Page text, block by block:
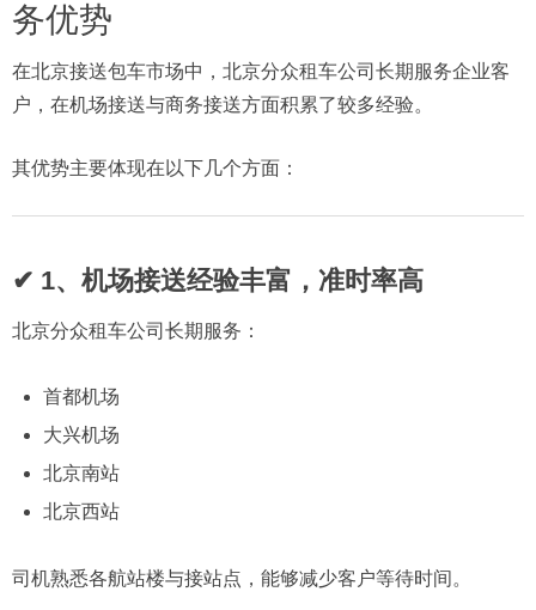
务优势
在北京接送包车市场中，北京分众租车公司长期服务企业客
户，在机场接送与商务接送方面积累了较多经验。
其优势主要体现在以下几个方面：
✔ 1、机场接送经验丰富，准时率高
北京分众租车公司长期服务：
首都机场
大兴机场
北京南站
北京西站
司机熟悉各航站楼与接站点，能够减少客户等待时间。